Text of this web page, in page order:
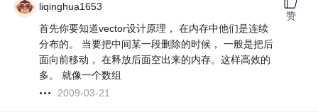
liqinghua1653
首先你要知道vector设计原理， 在内存中他们是连续
分布的。 当要把中间某一段删除的时候， 一般是把后
面向前移动， 在释放后面空出来的内存。这样高效的
多。 就像一个数组
2009-03-21
赞